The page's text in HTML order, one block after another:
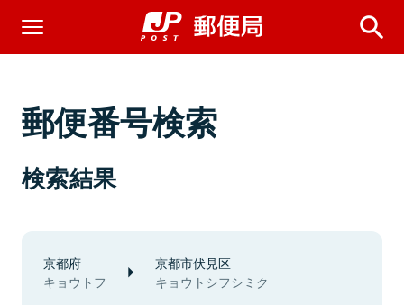
郵便番号検索
検索結果
京都府
キョウトフ
京都市伏見区
キョウトシフシミク